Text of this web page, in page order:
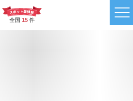
全国 15件